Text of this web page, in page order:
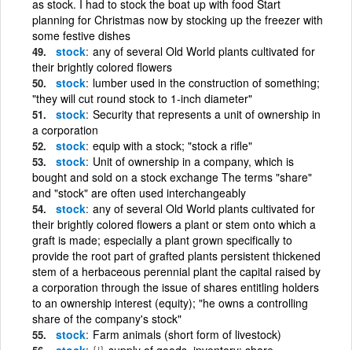
as stock. I had to stock the boat up with food Start
planning for Christmas now by stocking up the freezer with
some festive dishes
stock any of several Old World plants cultivated for
their brightly colored flowers
stock lumber used in the construction of something;
"they will cut round stock to 1-inch diameter"
stock Security that represents a unit of ownership in
a corporation
stock equip with a stock; "stock a rifle"
stock Unit of ownership in a company, which is
bought and sold on a stock exchange The terms "share"
and "stock" are often used interchangeably
stock any of several Old World plants cultivated for
their brightly colored flowers a plant or stem onto which a
graft is made; especially a plant grown specifically to
provide the root part of grafted plants persistent thickened
stem of a herbaceous perennial plant the capital raised by
a corporation through the issue of shares entitling holders
to an ownership interest (equity); "he owns a controlling
share of the company's stock"
stock Farm animals (short form of livestock)